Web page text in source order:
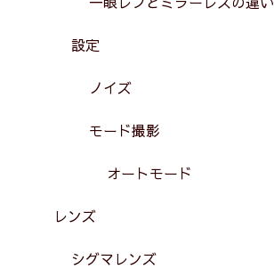
設定
ノイズ
モード撮影
オートモード
レンズ
シグマレンズ